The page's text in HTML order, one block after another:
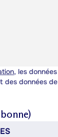
, les
données